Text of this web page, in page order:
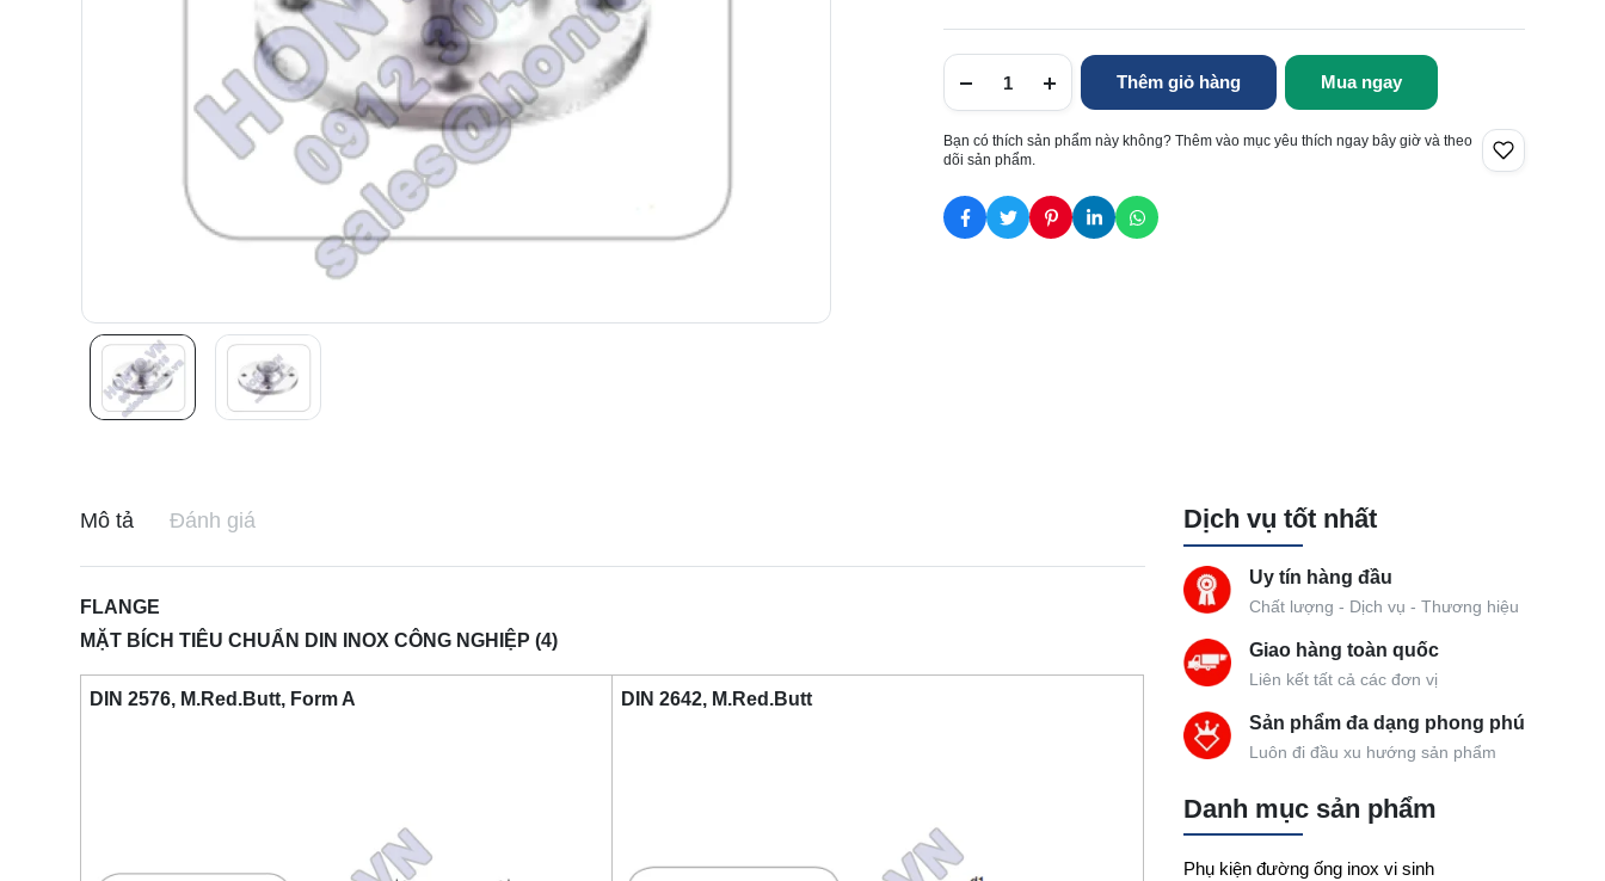
Thêm giỏ hàng Mua ngay
Bạn có thích sản phẩm này không? Thêm vào mục yêu thích ngay bây giờ và theo
dõi sản phẩm.
Mô tả Đánh giá
FLANGE
MẶT BÍCH TIÊU CHUẨN DIN INOX CÔNG NGHIỆP (4)
DIN 2576, M.Red.Butt, Form A DIN 2642, M.Red.Butt
Dịch vụ tốt nhất
Uy tín hàng đầu
Chất lượng - Dịch vụ - Thương hiệu
Giao hàng toàn quốc
Liên kết tất cả các đơn vị
Sản phẩm đa dạng phong phú
Luôn đi đầu xu hướng sản phẩm
Danh mục sản phẩm
Phụ kiện đường ống inox vi sinh